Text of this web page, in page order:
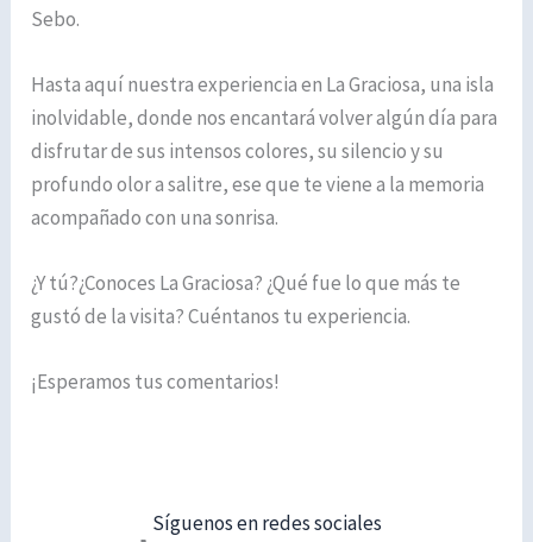
Sebo.
Hasta aquí nuestra experiencia en La Graciosa, una isla
inolvidable, donde nos encantará volver algún día para
disfrutar de sus intensos colores, su silencio y su
profundo olor a salitre, ese que te viene a la memoria
acompañado con una sonrisa.
¿Y tú?¿Conoces La Graciosa? ¿Qué fue lo que más te
gustó de la visita? Cuéntanos tu experiencia.
¡Esperamos tus comentarios!
Síguenos en redes sociales